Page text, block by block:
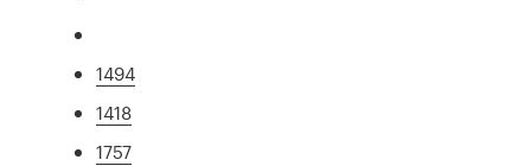
1494
1418
1757